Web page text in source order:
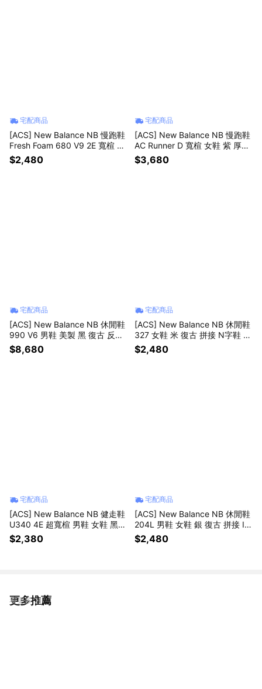
宅配商品
[ACS] New Balance NB 慢跑鞋
Fresh Foam 680 V9 2E 寬楦 男
鞋 黑 緩震 運動鞋 M680603-2E
$2,480
宅配商品
[ACS] New Balance NB 慢跑鞋
AC Runner D 寬楦 女鞋 紫 厚底
緩衝 運動鞋 WACR12VY-D
$3,680
宅配商品
[ACS] New Balance NB 休閒鞋
990 V6 男鞋 美製 黑 復古 反光
NB 紐巴倫 U990BB6-D
$8,680
宅配商品
[ACS] New Balance NB 休閒鞋
327 女鞋 米 復古 拼接 N字鞋 紐
巴倫 W327SUC-B
$2,480
宅配商品
[ACS] New Balance NB 健走鞋
U340 4E 超寬楦 男鞋 女鞋 黑
麂皮 魔鬼氈 休閒鞋 U34072H-4
E
$2,380
宅配商品
[ACS] New Balance NB 休閒鞋
204L 男鞋 女鞋 銀 復古 拼接 IU
同款 紐巴倫 U204LSWA-D
$2,480
更多推薦
看更多